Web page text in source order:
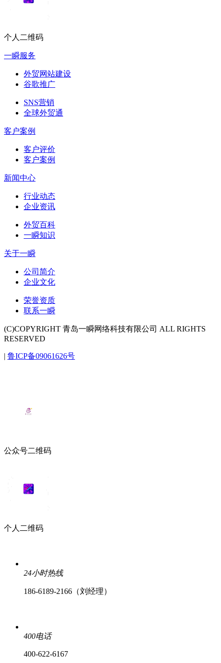
个人二维码
一瞬服务
外贸网站建设
谷歌推广
SNS营销
全球外贸通
客户案例
客户评价
客户案例
新闻中心
行业动态
企业资讯
外贸百科
一瞬知识
关于一瞬
公司简介
企业文化
荣誉资质
联系一瞬
(C)COPYRIGHT 青岛一瞬网络科技有限公司 ALL RIGHTS
RESERVED
| 鲁ICP备09061626号
公众号二维码
个人二维码
24小时热线
186-6189-2166（刘经理）
400电话
400-622-6167